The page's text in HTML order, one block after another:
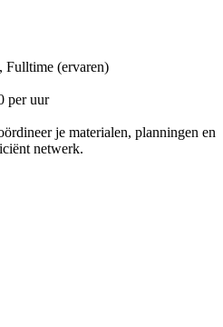
Fulltime (ervaren)
per uur
je materialen, planningen en
netwerk.